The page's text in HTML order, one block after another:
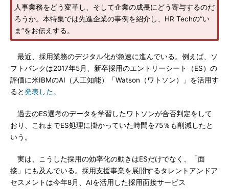
人事業務をどう変革し、そして企業の成長にどう寄与するのだ
ろうか。本特集では先進企業の事例を紹介し、HR Techの“い
ま”をお伝えする。
最近、採用業務のデジタル化が急速に進んでいる。例えば、ソ
フトバンクは2017年5月、新卒採用のエントリーシート（ES）の
評価に米IBMのAI（人工知能）「Watson（ワトソン）」を活用す
ると発表した。
過去のES選考のデータを学習したワトソンが合否判定をして
おり、これまでES処理に掛かっていた時間を75％も削減したと
いう。
実は、こうした採用の効率化の動きはESだけでなく、「面
接」にも及んでいる。採用支援事業を展開するタレントアンドア
セスメントは今年8月、AIを活用した採用面接サービス